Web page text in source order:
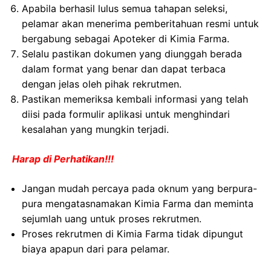
Apabila berhasil lulus semua tahapan seleksi,
pelamar akan menerima pemberitahuan resmi untuk
bergabung sebagai Apoteker di Kimia Farma.
Selalu pastikan dokumen yang diunggah berada
dalam format yang benar dan dapat terbaca
dengan jelas oleh pihak rekrutmen.
Pastikan memeriksa kembali informasi yang telah
diisi pada formulir aplikasi untuk menghindari
kesalahan yang mungkin terjadi.
Harap di Perhatikan!!!
Jangan mudah percaya pada oknum yang berpura-
pura mengatasnamakan Kimia Farma dan meminta
sejumlah uang untuk proses rekrutmen.
Proses rekrutmen di Kimia Farma tidak dipungut
biaya apapun dari para pelamar.